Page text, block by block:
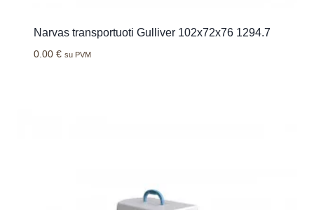
Narvas transportuoti Gulliver 102x72x76 1294.7
0.00 € su PVM